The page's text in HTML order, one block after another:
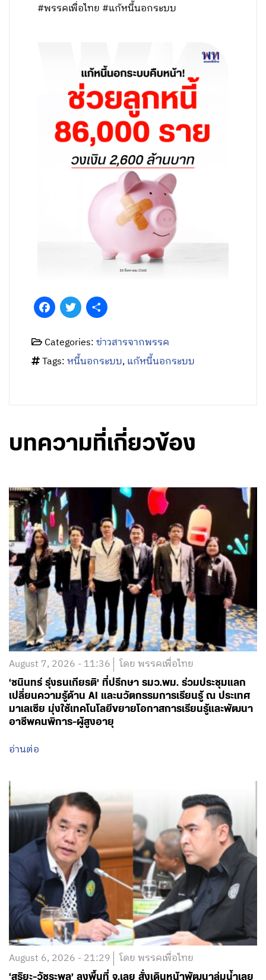
#พรรคเพื่อไทย #แก้หนี้นอกระบบ
FacebookTwitter
Categories:ข่าวสารจากพรรค
Tags:หนี้นอกระบบ,แก้หนี้นอกระบบ
บทความที่เกี่ยวข้อง
August 7, 2026 - 11:36 โดย พรรคเพื่อไทย
‘ชนินทร์ รุ่งธนเกียรติ’ ที่ปรึกษา รมว.พม. ร่วมประชุมแลก
เปลี่ยนความรู้ด้าน AI และนวัตกรรมการเรียนรู้ ณ ประเทศ
มาเลเซีย มุ่งใช้เทคโนโลยีขยายโอกาสการเรียนรู้และพัฒนา
อาชีพคนพิการ-ผู้สูงอายุ
อ่านต่อ
August 6, 2026 - 21:29 โดย พรรคเพื่อไทย
‘สุริยะ-วัชระพล’ ลงพื้นที่ จ.เลย สั่งเดินหน้าพัฒนาลุ่มน้ำเลย